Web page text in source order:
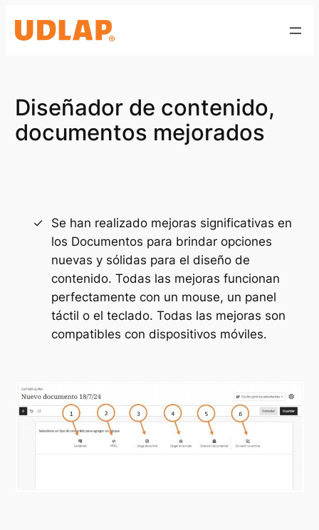
Diseñador de contenido,
documentos mejorados
Se han realizado mejoras significativas en
los Documentos para brindar opciones
nuevas y sólidas para el diseño de
contenido. Todas las mejoras funcionan
perfectamente con un mouse, un panel
táctil o el teclado. Todas las mejoras son
compatibles con dispositivos móviles.